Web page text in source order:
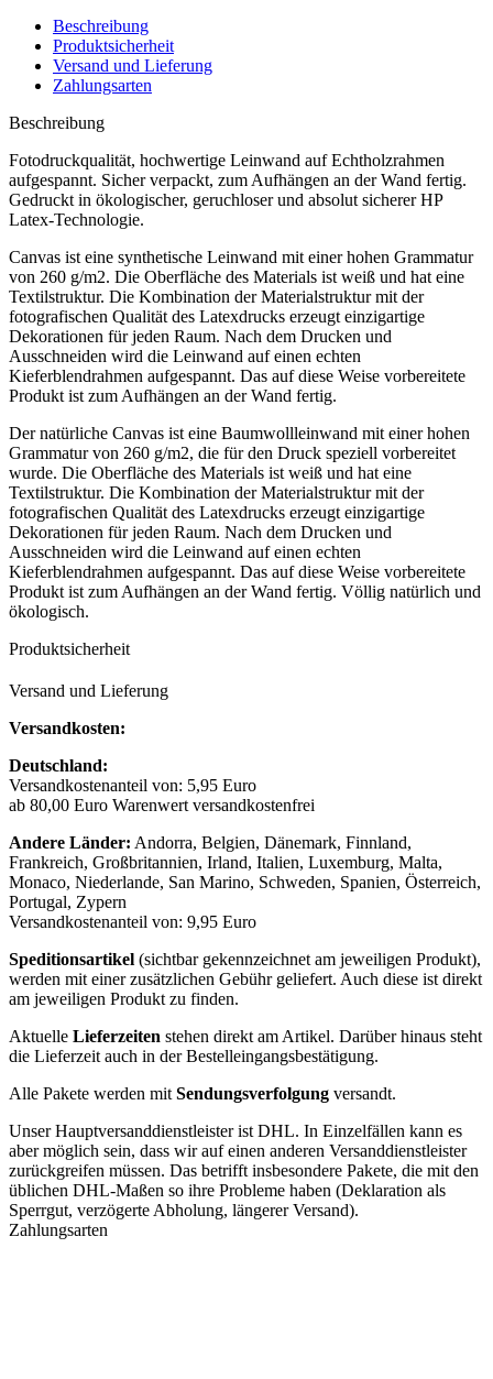
Beschreibung
Produktsicherheit
Versand und Lieferung
Zahlungsarten
Beschreibung
Fotodruckqualität, hochwertige Leinwand auf Echtholzrahmen
aufgespannt. Sicher verpackt, zum Aufhängen an der Wand fertig.
Gedruckt in ökologischer, geruchloser und absolut sicherer HP
Latex-Technologie.
Canvas ist eine synthetische Leinwand mit einer hohen Grammatur
von 260 g/m2. Die Oberfläche des Materials ist weiß und hat eine
Textilstruktur. Die Kombination der Materialstruktur mit der
fotografischen Qualität des Latexdrucks erzeugt einzigartige
Dekorationen für jeden Raum. Nach dem Drucken und
Ausschneiden wird die Leinwand auf einen echten
Kieferblendrahmen aufgespannt. Das auf diese Weise vorbereitete
Produkt ist zum Aufhängen an der Wand fertig.
Der natürliche Canvas ist eine Baumwollleinwand mit einer hohen
Grammatur von 260 g/m2, die für den Druck speziell vorbereitet
wurde. Die Oberfläche des Materials ist weiß und hat eine
Textilstruktur. Die Kombination der Materialstruktur mit der
fotografischen Qualität des Latexdrucks erzeugt einzigartige
Dekorationen für jeden Raum. Nach dem Drucken und
Ausschneiden wird die Leinwand auf einen echten
Kieferblendrahmen aufgespannt. Das auf diese Weise vorbereitete
Produkt ist zum Aufhängen an der Wand fertig. Völlig natürlich und
ökologisch.
Produktsicherheit
Versand und Lieferung
Versandkosten:
Deutschland:
Versandkostenanteil von: 5,95 Euro
ab 80,00 Euro Warenwert versandkostenfrei
Andere Länder: Andorra, Belgien, Dänemark, Finnland,
Frankreich, Großbritannien, Irland, Italien, Luxemburg, Malta,
Monaco, Niederlande, San Marino, Schweden, Spanien, Österreich,
Portugal, Zypern
Versandkostenanteil von: 9,95 Euro
Speditionsartikel (sichtbar gekennzeichnet am jeweiligen Produkt),
werden mit einer zusätzlichen Gebühr geliefert. Auch diese ist direkt
am jeweiligen Produkt zu finden.
Aktuelle Lieferzeiten stehen direkt am Artikel. Darüber hinaus steht
die Lieferzeit auch in der Bestelleingangsbestätigung.
Alle Pakete werden mit Sendungsverfolgung versandt.
Unser Hauptversanddienstleister ist DHL. In Einzelfällen kann es
aber möglich sein, dass wir auf einen anderen Versanddienstleister
zurückgreifen müssen. Das betrifft insbesondere Pakete, die mit den
üblichen DHL-Maßen so ihre Probleme haben (Deklaration als
Sperrgut, verzögerte Abholung, längerer Versand).
Zahlungsarten